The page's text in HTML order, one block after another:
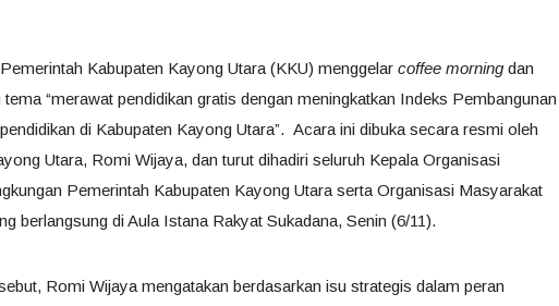
Kabupaten Kayong Utara (KKU) menggelar coffee morning dan
“merawat pendidikan gratis dengan meningkatkan Indeks Pembangunan
di Kabupaten Kayong Utara”. Acara ini dibuka secara resmi oleh
Utara, Romi Wijaya, dan turut dihadiri seluruh Kepala Organisasi
Pemerintah Kabupaten Kayong Utara serta Organisasi Masyarakat
berlangsung di Aula Istana Rakyat Sukadana, Senin (6/11).
Romi Wijaya mengatakan berdasarkan isu strategis dalam peran